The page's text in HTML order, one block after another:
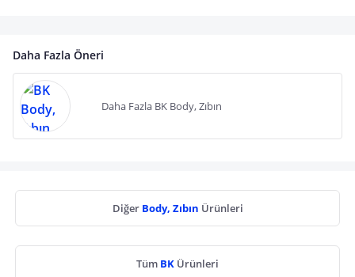
Daha Fazla Öneri
Daha Fazla BK Body, Zıbın
Diğer Body, Zıbın Ürünleri
Tüm BK Ürünleri